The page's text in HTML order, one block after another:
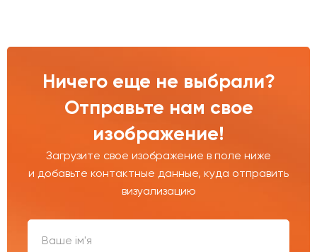
Ничего еще не выбрали?
Отправьте нам свое
изображение!
Загрузите свое изображение в поле ниже
и добавьте контактные данные, куда отправить
визуализацию